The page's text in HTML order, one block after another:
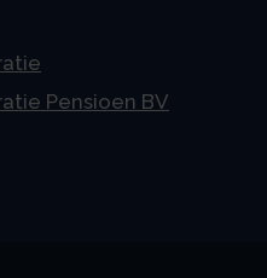
Pensioen BV